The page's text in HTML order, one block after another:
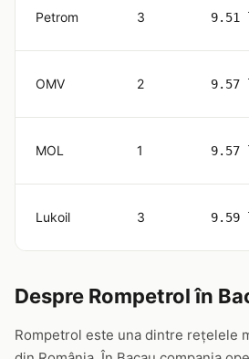
Petrom 3 9.51
OMV 2 9.57
MOL 1 9.57
Lukoil 3 9.59
Despre Rompetrol în
Rompetrol este una dintre rețelele